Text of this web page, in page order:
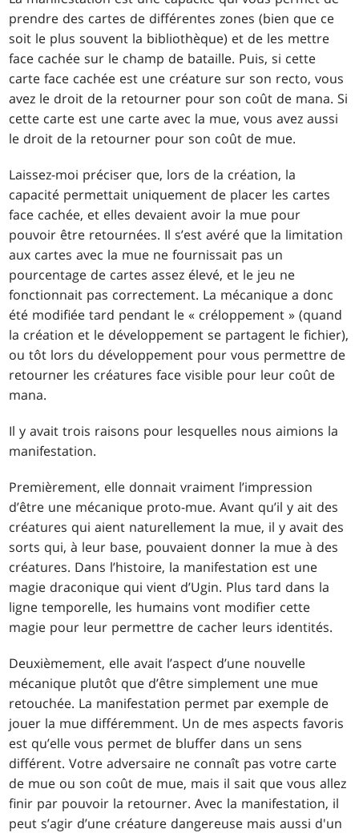
prendre des cartes de différentes zones (bien que ce
soit le plus souvent la bibliothèque) et de les mettre
face cachée sur le champ de bataille. Puis, si cette
carte face cachée est une créature sur son recto, vous
avez le droit de la retourner pour son coût de mana. Si
cette carte est une carte avec la mue, vous avez aussi
le droit de la retourner pour son coût de mue.
Laissez-moi préciser que, lors de la création, la
capacité permettait uniquement de placer les cartes
face cachée, et elles devaient avoir la mue pour
pouvoir être retournées. Il s’est avéré que la limitation
aux cartes avec la mue ne fournissait pas un
pourcentage de cartes assez élevé, et le jeu ne
fonctionnait pas correctement. La mécanique a donc
été modifiée tard pendant le « créloppement » (quand
la création et le développement se partagent le fichier),
ou tôt lors du développement pour vous permettre de
retourner les créatures face visible pour leur coût de
mana.
Il y avait trois raisons pour lesquelles nous aimions la
manifestation.
Premièrement, elle donnait vraiment l’impression
d’être une mécanique proto-mue. Avant qu’il y ait des
créatures qui aient naturellement la mue, il y avait des
sorts qui, à leur base, pouvaient donner la mue à des
créatures. Dans l’histoire, la manifestation est une
magie draconique qui vient d’Ugin. Plus tard dans la
ligne temporelle, les humains vont modifier cette
magie pour leur permettre de cacher leurs identités.
Deuxièmement, elle avait l’aspect d’une nouvelle
mécanique plutôt que d’être simplement une mue
retouchée. La manifestation permet par exemple de
jouer la mue différemment. Un de mes aspects favoris
est qu’elle vous permet de bluffer dans un sens
différent. Votre adversaire ne connaît pas votre carte
de mue ou son coût de mue, mais il sait que vous allez
finir par pouvoir la retourner. Avec la manifestation, il
peut s’agir d’une créature dangereuse mais aussi d'un